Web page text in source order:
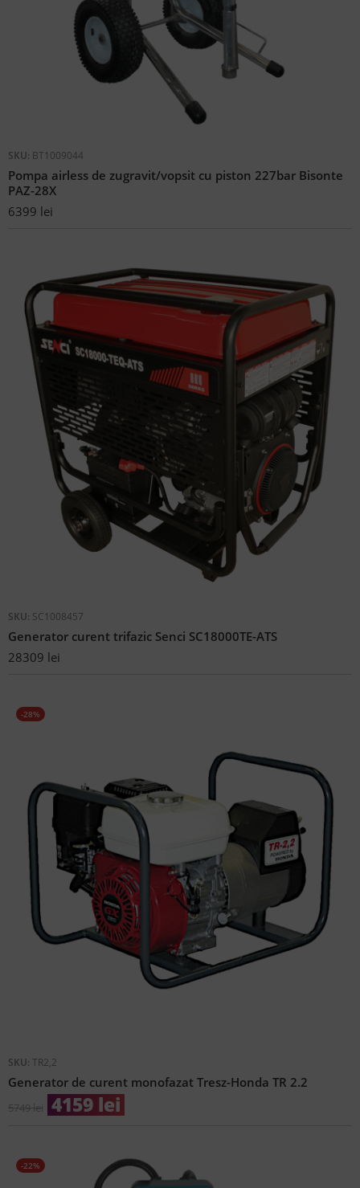
SKU: BT1009044
Pompa airless de zugravit/vopsit cu piston 227bar Bisonte
PAZ-28X
6399 lei
SKU: SC1008457
Generator curent trifazic Senci SC18000TE-ATS
28309 lei
-28%
SKU: TR2,2
Generator de curent monofazat Tresz-Honda TR 2.2
5749lei 4159 lei
-22%